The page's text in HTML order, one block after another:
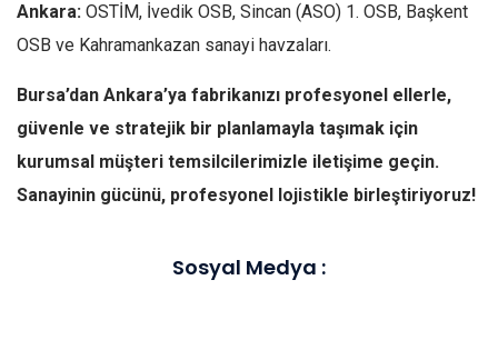
Ankara: OSTİM, İvedik OSB, Sincan (ASO) 1. OSB, Başkent
OSB ve Kahramankazan sanayi havzaları.
Bursa’dan Ankara’ya fabrikanızı profesyonel ellerle,
güvenle ve stratejik bir planlamayla taşımak için
kurumsal müşteri temsilcilerimizle iletişime geçin.
Sanayinin gücünü, profesyonel lojistikle birleştiriyoruz!
Sosyal Medya :